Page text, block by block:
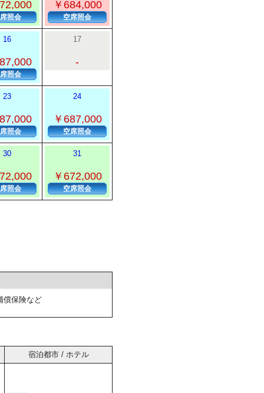
照会
￥684,000
空席照会
16
照会
17
-
23
照会
24
￥687,000
空席照会
30
照会
31
￥672,000
空席照会
償保険など
宿泊都市 / ホテル